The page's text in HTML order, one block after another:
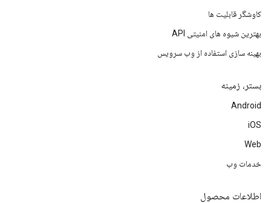
کاوشگر قابلیت ها
بهترین شیوه های امنیتی API
بهینه سازی استفاده از وب سرویس
بستر، زمینه
Android
iOS
Web
خدمات وب
اطلاعات محصول